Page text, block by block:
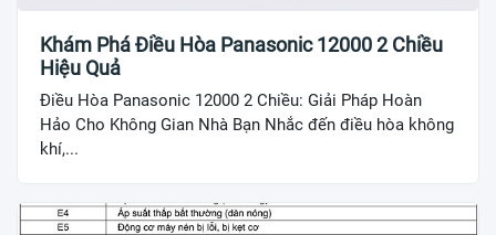
Khám Phá Điều Hòa Panasonic 12000 2 Chiều
Hiệu Quả
Điều Hòa Panasonic 12000 2 Chiều: Giải Pháp Hoàn
Hảo Cho Không Gian Nhà Bạn Nhắc đến điều hòa không
khí,...